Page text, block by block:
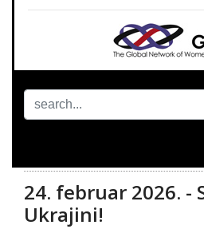
24. februar 2026. -
Ukrajini!